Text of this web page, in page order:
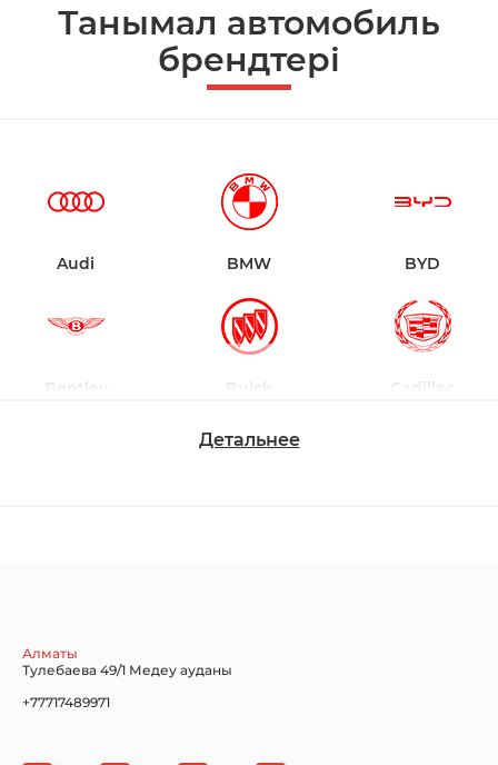
Танымал автомобиль
брендтері
Audi BMW BYD
Bentley Buick Cadillac
Детальнее
Алматы
Тулебаева 49/1 Медеу ауданы
+77717489971